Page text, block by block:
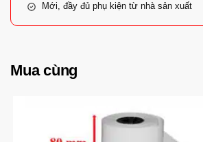
Mới, đầy đủ phụ kiện từ nhà sản xuất
Mua cùng